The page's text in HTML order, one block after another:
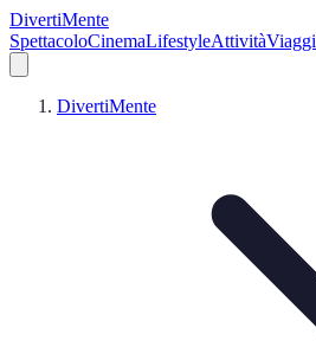
DivertiMente
SpettacoloCinemaLifestyleAttivitàViaggi
DivertiMente